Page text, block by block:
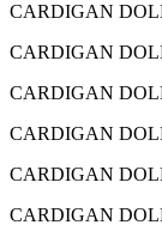
CARDIGAN
CARDIGAN
CARDIGAN
CARDIGAN
CARDIGAN
CARDIGAN